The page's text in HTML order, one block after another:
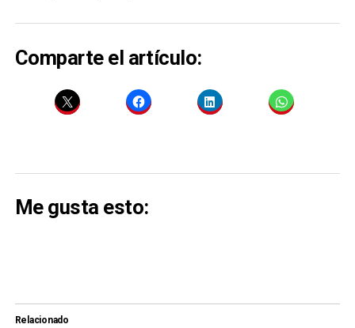
Comparte el artículo:
Me gusta esto:
Relacionado